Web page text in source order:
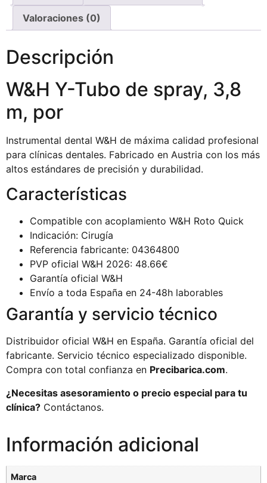
Valoraciones (0)
Descripción
W&H Y-Tubo de spray, 3,8
m, por
Instrumental dental W&H de máxima calidad profesional
para clínicas dentales. Fabricado en Austria con los más
altos estándares de precisión y durabilidad.
Características
Compatible con acoplamiento W&H Roto Quick
Indicación: Cirugía
Referencia fabricante: 04364800
PVP oficial W&H 2026: 48.66€
Garantía oficial W&H
Envío a toda España en 24-48h laborables
Garantía y servicio técnico
Distribuidor oficial W&H en España. Garantía oficial del
fabricante. Servicio técnico especializado disponible.
Compra con total confianza en Precibarica.com.
¿Necesitas asesoramiento o precio especial para tu
clínica? Contáctanos.
Información adicional
Marca